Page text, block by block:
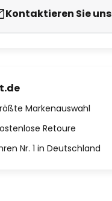
Kontaktieren Sie uns
Markenauswahl
Retoure
Nr. 1 in Deutschland